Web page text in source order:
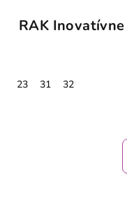
RAK
23 31
32